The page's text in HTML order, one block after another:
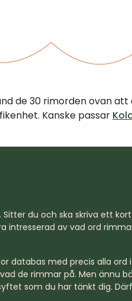
de 30 rimorden ovan
Kanske passar
Sitter du och ska skriva ett
intresserad av vad ord
databas med precis alla
de rimmar på. Men ännu
som du har tänkt dig.